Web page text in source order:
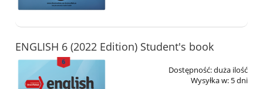
ENGLISH 6 (2022 Edition) Student's book
Dostępność:duża ilość
Wysyłka w: 5 dni